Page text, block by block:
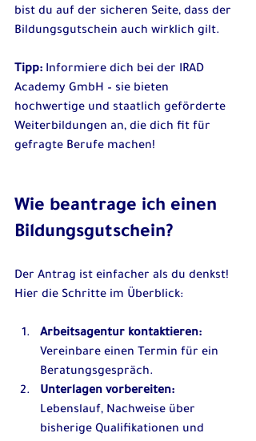
bist du auf der sicheren Seite, dass der
Bildungsgutschein auch wirklich gilt.
Tipp: Informiere dich bei der IRAD
Academy GmbH – sie bieten
hochwertige und staatlich geförderte
Weiterbildungen an, die dich fit für
gefragte Berufe machen!
Wie beantrage ich einen
Bildungsgutschein?
Der Antrag ist einfacher als du denkst!
Hier die Schritte im Überblick:
Arbeitsagentur kontaktieren:
Vereinbare einen Termin für ein
Beratungsgespräch.
Unterlagen vorbereiten:
Lebenslauf, Nachweise über
bisherige Qualifikationen und